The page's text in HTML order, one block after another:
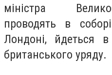
міністра
проводять в
Лондоні, йдеться
британського уряду.